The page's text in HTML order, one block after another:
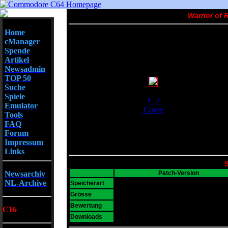
Home
cManager
Spende
Artikel
Newsadmin
TOP 50
Suche
Spiele
Emulator
Tools
FAQ
Forum
Impressum
Links
Newsarchiv
NL-Archive
C16
Warrior of
1 2
Cover
Patch-Version
Speicherart
Grösse
Bewertung
Downloads